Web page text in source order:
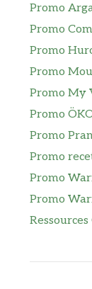
Promo
Promo
Promo
Promo
Promo My
Promo
Promo
Promo
Promo
Promo